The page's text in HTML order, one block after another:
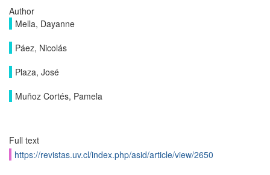
Author
Mella, Dayanne
Páez, Nicolás
Plaza, José
Muñoz Cortés, Pamela
Full text
https://revistas.uv.cl/index.php/asid/article/view/2650